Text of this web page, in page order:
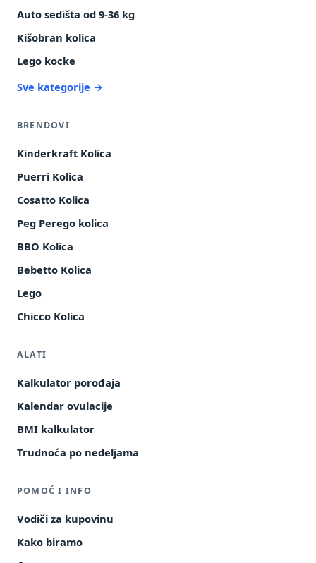
Auto sedišta od 9-36 kg
Kišobran kolica
Lego kocke
Sve kategorije →
BRENDOVI
Kinderkraft Kolica
Puerri Kolica
Cosatto Kolica
Peg Perego kolica
BBO Kolica
Bebetto Kolica
Lego
Chicco Kolica
ALATI
Kalkulator porođaja
Kalendar ovulacije
BMI kalkulator
Trudnoća po nedeljama
POMOĆ I INFO
Vodiči za kupovinu
Kako biramo